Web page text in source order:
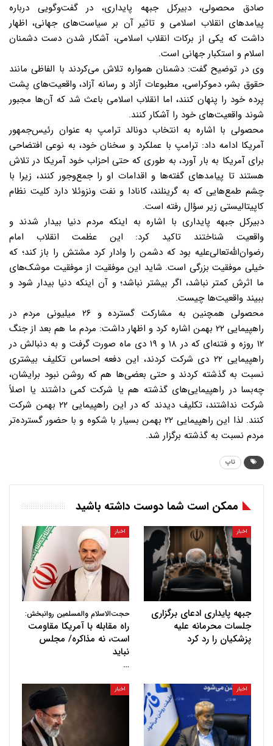
صادق محصولی، دبیرکل جبهه پایداری، در گفت‌وگویی درباره
پیامدهای انقلاب اسلامی و تاثیر آن بر سیاست‌های جهانی، اظهار
داشت که یکی از برکات انقلاب اسلامی، آشکار شدن دست دشمنان
اسلام و استکبار جهانی است.
وی در توضیح گفت: دشمنان همواره تلاش می‌کردند با الفاظی مانند
حقوق بشر، دموکراسی، مطبوعات آزاد و رسانه آزاد، واقعیت‌های پشت
پرده خود را پنهان کنند، اما انقلاب اسلامی باعث شد که آن‌ها مجبور
شوند واقعیت‌های خود را آشکار کنند.
محصولی با اشاره به انتخاب دونالد ترامپ به عنوان رئیس‌جمهور
آمریکا ادامه داد: ترامپ با عملکرد و سخنان خود، به نوعی افتضاحی
برای آمریکا به بار آورد، به طوری که حتی احزاب خود آمریکا در تلاش
هستند تا پیامدهای گفته‌ها و اقدامات او را جمع‌وجور کنند، زیرا با
چشم طمع‌هایی که به گرینلند، کانادا و نفت ونزوئلا دارد کلیت نظام
کاپیتالیستی زیر سؤال رفته است.
دبیرکل جبهه پایداری با اشاره به اینکه مردم دنیا بیدار شدند و
واقعیت شناختند تاکید کرد: این عظمت انقلاب امام
رضوان‌الله‌تعالی‌علیه بود که دشمن را وادار کرد مشتش را باز کند؛ که
خیلی موفقیت بزرگی است. شاید این موفقیت از موفقیت موشک‌های
ما اثرش کمتر نباشد، اگر بیشتر نباشد؛ و آن اینکه دنیا بیدار شود و
ببیند واقعیت‌ها چیست.
محصولی همچنین به مشارکت گسترده و ۲۶ میلیونی مردم در
راهپیمایی ۲۲ بهمن اشاره کرد و اظهار داشت: مردم ما هم بعد از جنگ
۱۲ روزه و فتنه‌ای که در ۱۸ و ۱۹ دی ماه صورت گرفت و به دنبالش در
راهپیمایی ۲۲ دی شرکت کردند، این دفعه احساس تکلیف بیشتری
نسبت به گذشته کردند و حتی بعضی‌ها هم که روشن نبود برایشان،
چه‌بسا در راهپیمایی‌های گذشته هم یا شرکت کمی داشتند یا اصلاً
شرکت نداشتند، تکلیف دیدند که در این راهپیمایی ۲۲ بهمن شرکت
کنند. لذا این راهپیمایی ۲۲ بهمن بسیار با شکوه و با حضور گسترده‌تر
مردم نسبت به گذشته برگزار شد.
تاپ
ممکن است شما دوست داشته باشید
اخبار
جبهه پایداری ادعای برگزاری
جلسات محرمانه علیه
پزشکیان را رد کرد
اخبار
حجت‌الاسلام والمسلمین روانبخش:
راه مقابله با آمریکا مقاومت
است، نه مذاکره/ مجلس
نباید
…
اخبار اخبار